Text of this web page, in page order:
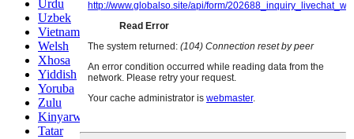
Urdu
Uzbek
Vietnamese
Welsh
Xhosa
Yiddish
Yoruba
Zulu
Kinyarwanda
Tatar